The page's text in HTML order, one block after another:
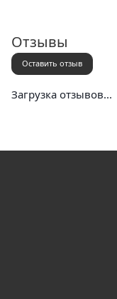
Отзывы
Оставить отзыв
Загрузка отзывов...